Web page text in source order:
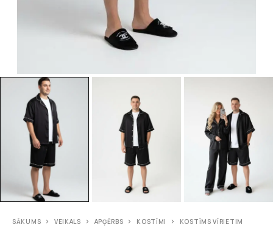
SĀKUMS VEIKALS APĢĒRBS KOSTĪMI KOSTĪMS VĪRIETIM